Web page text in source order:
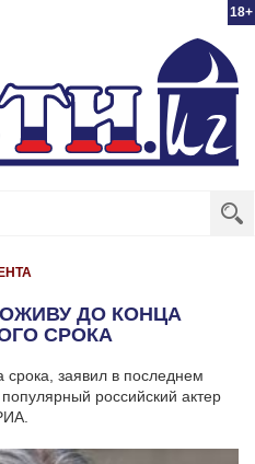
18+
ДО КОНЦА
СРОКА
заявил в последнем
российский актер